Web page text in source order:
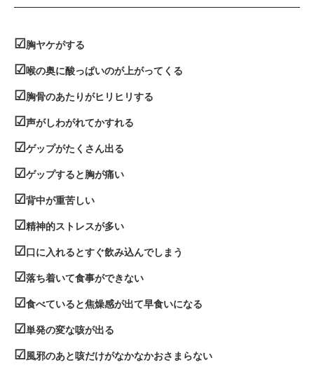
☑胸ヤケがする
☑ 喉の奥に酸っぱいのが上がってくる
☑胸骨のあたりがヒリヒリする
☑声がしわがれてかすれる
☑ゲップがたくさん出る
☑ゲップすると胸が痛い
☑背中が重苦しい
☑精神的ストレスが多い
☑口に入れるとすぐ飲み込んでしまう
☑落ち着いて食事ができない
☑食べていると焦燥感が出て早食いになる
☑単発の変な咳が出る
☑風邪のあと咳だけがなかなかおさまらない